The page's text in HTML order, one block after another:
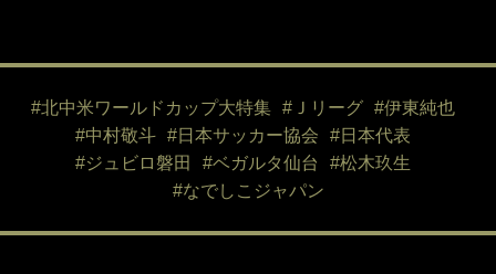
#北中米ワールドカップ大特集 #Ｊリーグ
#伊東純也
#中村敬斗
#日本サッカー協会
#日本代表
#ジュビロ磐田
#ベガルタ仙台
#松木玖生
#なでしこジャパン